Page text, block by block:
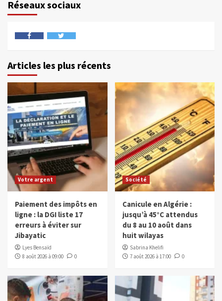
Réseaux sociaux
Articles les plus récents
Votre argent
Paiement des impôts en
ligne : la DGI liste 17
erreurs à éviter sur
Jibayatic
Lyes Bensaïd
8 août 2026 à 09:00
0
Société
Canicule en Algérie :
jusqu’à 45°C attendus
du 8 au 10 août dans
huit wilayas
Sabrina Khelifi
7 août 2026 à 17:00
0